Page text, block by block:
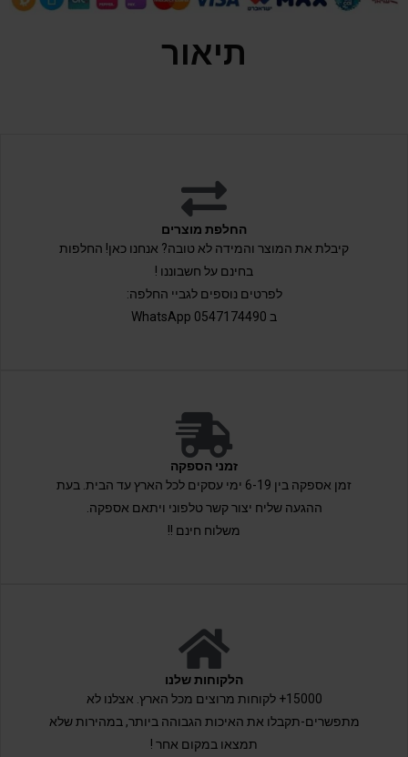
תיאור
החלפת מוצרים
קיבלת את המוצר והמידה לא טובה? אנחנו כאן! החלפות
בחינם על חשבוננו !
לפרטים נוספים לגביי החלפה:
ב 0547174490 WhatsApp
זמני הספקה
זמן אספקה בין 6-19 ימי עסקים לכל הארץ עד הבית. בעת
ההגעה שליח יצור קשר טלפוני ויתאם אספקה.
משלוח חינם !!
הלקוחות שלנו
15000+ לקוחות מרוצים מכל הארץ. אצלנו לא
מתפשרים-תקבלו את האיכות הגבוהה ביותר, במהירות שלא
תמצאו במקום אחר !